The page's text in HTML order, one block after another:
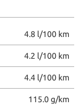
4.8 l/100 km
4.2 l/100 km
4.4 l/100 km
115.0 g/km